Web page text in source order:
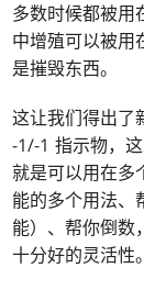
多数时候都被用
中增殖可以被用
是摧毁东西。
这让我们得出了
-1/-1 指示物，
就是可以用在多
能的多个用法、
能）、帮你倒数
十分好的灵活性。